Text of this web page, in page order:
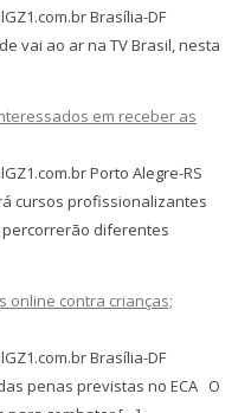
Brasília-DF
vai ao ar na TV Brasil, nesta
em receber as
Porto Alegre-RS
cursos profissionalizantes
diferentes
online contra crianças;
Brasília-DF
penas previstas no ECA O